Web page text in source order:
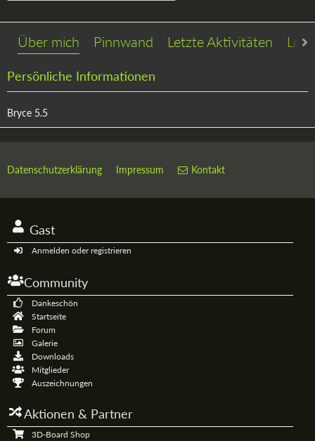
Über mich Pinnwand Letzte Aktivitäten
Persönliche Informationen
Bryce 5.5
Datenschutzerklärung Impressum Kontakt
Gast
Anmelden oder registrieren
Community
Dankeschön
Startseite
Forum
Galerie
Downloads
Mitglieder
Auszeichnungen
Aktionen & Partner
3D-Board Shop